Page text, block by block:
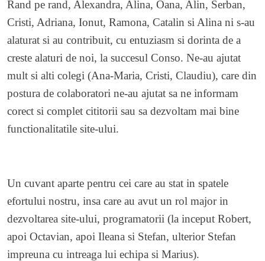
Rand pe rand, Alexandra, Alina, Oana, Alin, Serban,
Cristi, Adriana, Ionut, Ramona, Catalin si Alina ni s-au
alaturat si au contribuit, cu entuziasm si dorinta de a
creste alaturi de noi, la succesul Conso. Ne-au ajutat
mult si alti colegi (Ana-Maria, Cristi, Claudiu), care din
postura de colaboratori ne-au ajutat sa ne informam
corect si complet cititorii sau sa dezvoltam mai bine
functionalitatile site-ului.
Un cuvant aparte pentru cei care au stat in spatele
efortului nostru, insa care au avut un rol major in
dezvoltarea site-ului, programatorii (la inceput Robert,
apoi Octavian, apoi Ileana si Stefan, ulterior Stefan
impreuna cu intreaga lui echipa si Marius).